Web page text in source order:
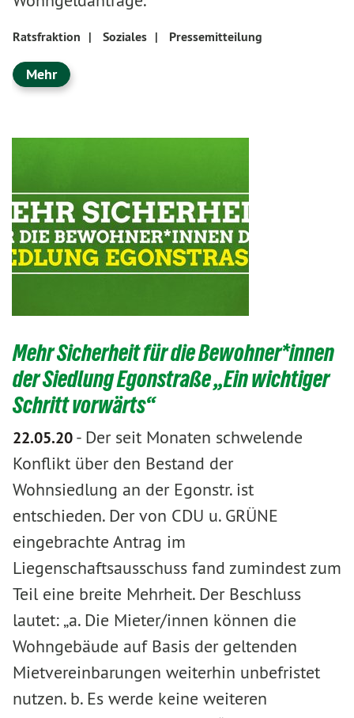
Ratsfraktion | Soziales | Pressemitteilung
Mehr
Mehr Sicherheit für die Bewohner*innen
der Siedlung Egonstraße „Ein wichtiger
Schritt vorwärts“
22.05.20- Der seit Monaten schwelende
Konflikt über den Bestand der
Wohnsiedlung an der Egonstr. ist
entschieden. Der von CDU u. GRÜNE
eingebrachte Antrag im
Liegenschaftsausschuss fand zumindest zum
Teil eine breite Mehrheit. Der Beschluss
lautet: „a. Die Mieter/innen können die
Wohngebäude auf Basis der geltenden
Mietvereinbarungen weiterhin unbefristet
nutzen. b. Es werde keine weiteren